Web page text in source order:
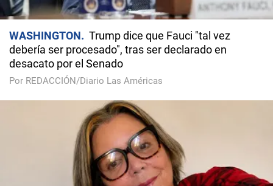
WASHINGTON
Trump dice que Fauci "tal vez
debería ser procesado", tras ser declarado en
desacato por el Senado
Por REDACCIÓN/Diario Las Américas